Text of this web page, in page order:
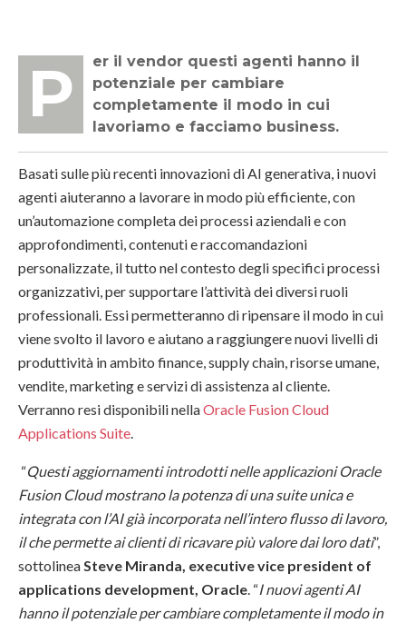
Per il vendor questi agenti hanno il
potenziale per cambiare
completamente il modo in cui
lavoriamo e facciamo business.
Basati sulle più recenti innovazioni di AI generativa, i nuovi
agenti aiuteranno a lavorare in modo più efficiente, con
un’automazione completa dei processi aziendali e con
approfondimenti, contenuti e raccomandazioni
personalizzate, il tutto nel contesto degli specifici processi
organizzativi, per supportare l’attività dei diversi ruoli
professionali. Essi permetteranno di ripensare il modo in cui
viene svolto il lavoro e aiutano a raggiungere nuovi livelli di
produttività in ambito finance, supply chain, risorse umane,
vendite, marketing e servizi di assistenza al cliente.
Verranno resi disponibili nellaOracle Fusion Cloud
Applications Suite
“Questi aggiornamenti introdotti nelle applicazioni Oracle
Fusion Cloud mostrano la potenza di una suite unica e
integrata con l’AI già incorporata nell’intero flusso di lavoro,
il che permette ai clienti di ricavare più valore dai loro dati”,
sottolinea Steve Miranda, executive vice president of
applications development, Oracle . “I nuovi agenti AI
hanno il potenziale per cambiare completamente il modo in